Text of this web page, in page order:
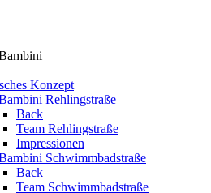
Konzept
Rehlingstraße
Back
Team Rehlingstraße
Impressionen
Schwimmbadstraße
Back
Team Schwimmbadstraße